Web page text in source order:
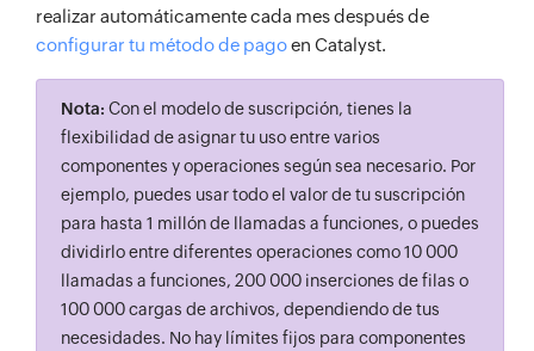
realizar automáticamente cada mes después de
configurar tu método de pagoen Catalyst.
Nota: Con el modelo de suscripción, tienes la
flexibilidad de asignar tu uso entre varios
componentes y operaciones según sea necesario. Por
ejemplo, puedes usar todo el valor de tu suscripción
para hasta 1 millón de llamadas a funciones, o puedes
dividirlo entre diferentes operaciones como 10 000
llamadas a funciones, 200 000 inserciones de filas o
100 000 cargas de archivos, dependiendo de tus
necesidades. No hay límites fijos para componentes